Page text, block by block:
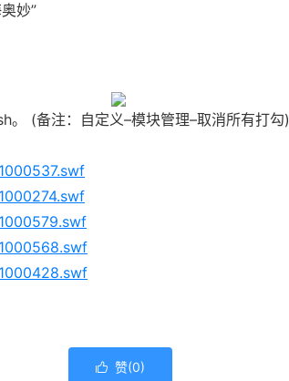
妙”
。 (备注：自定义–模块管理–取消所有打勾)
 赞(0)